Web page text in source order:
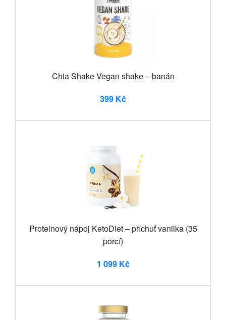
Chia Shake Vegan shake – banán
399 Kč
Proteinový nápoj KetoDiet – příchuť vanilka (35
porcí)
1 099 Kč